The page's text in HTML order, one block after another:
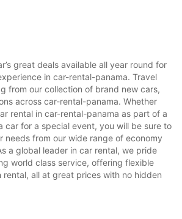
great deals available all year round for
in car-rental-panama. Travel
from our collection of brand new cars,
across car-rental-panama. Whether
rental in car-rental-panama as part of a
car for a special event, you will be sure to
needs from our wide range of economy
a global leader in car rental, we pride
world class service, offering flexible
all at great prices with no hidden